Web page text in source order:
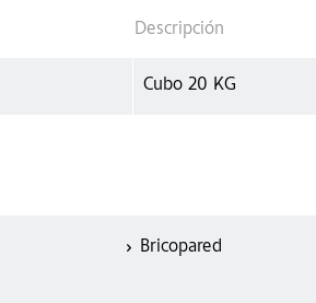
Descripción
Cubo 20 KG
Bricopared